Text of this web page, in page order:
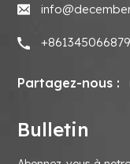
Partagez-nous :
Bulletin